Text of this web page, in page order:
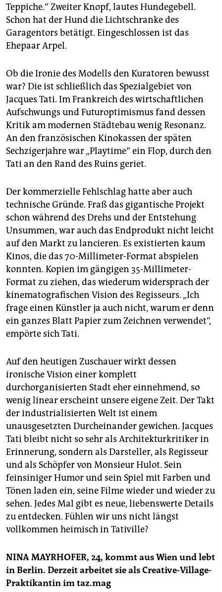
Teppiche.“ Zweiter Knopf, lautes Hundegebell.
Schon hat der Hund die Lichtschranke des
Garagentors betätigt. Eingeschlossen ist das
Ehepaar Arpel.
Ob die Ironie des Modells den Kuratoren bewusst
war? Die ist schließlich das Spezialgebiet von
Jacques Tati. Im Frankreich des wirtschaftlichen
Aufschwungs und Futuroptimismus fand dessen
Kritik am modernen Städtebau wenig Resonanz.
An den französischen Kinokassen der späten
Sechzigerjahre war „Playtime“ ein Flop, durch den
Tati an den Rand des Ruins geriet.
Der kommerzielle Fehlschlag hatte aber auch
technische Gründe. Fraß das gigantische Projekt
schon während des Drehs und der Entstehung
Unsummen, war auch das Endprodukt nicht leicht
auf den Markt zu lancieren. Es existierten kaum
Kinos, die das 70-Millimeter-Format abspielen
konnten. Kopien im gängigen 35-Millimeter-
Format zu ziehen, das wiederum widersprach der
kinematografischen Vision des Regisseurs. „Ich
frage einen Künstler ja auch nicht, warum er denn
ein ganzes Blatt Papier zum Zeichnen verwendet“,
empörte sich Tati.
Auf den heutigen Zuschauer wirkt dessen
ironische Vision einer komplett
durchorganisierten Stadt eher einnehmend, so
wenig linear erscheint unsere eigene Zeit. Der Takt
der industrialisierten Welt ist einem
unausgesetzten Durcheinander gewichen. Jacques
Tati bleibt nicht so sehr als Architekturkritiker in
Erinnerung, sondern als Darsteller, als Regisseur
und als Schöpfer von Monsieur Hulot. Sein
feinsiniger Humor und sein Spiel mit Farben und
Tönen laden ein, seine Filme wieder und wieder zu
sehen. Jedes Mal gibt es neue, liebenswerte Details
zu entdecken. Fühlen wir uns nicht längst
vollkommen heimisch in Tativille?
NINA MAYRHOFER, 24, kommt aus Wien und lebt
in Berlin. Derzeit arbeitet sie als Creative-Village-
Praktikantin im taz.mag